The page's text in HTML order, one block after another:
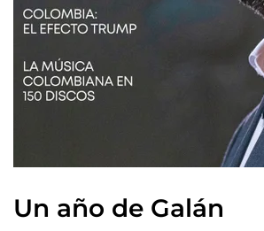
Un año de Galán